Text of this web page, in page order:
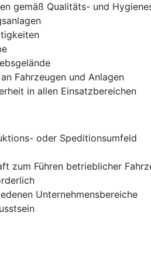
gemäß Qualitäts- und
Fahrzeugen und Anlagen
in allen Einsatzbereichen
oder Speditionsumfeld
zum Führen betrieblicher
Unternehmensbereiche